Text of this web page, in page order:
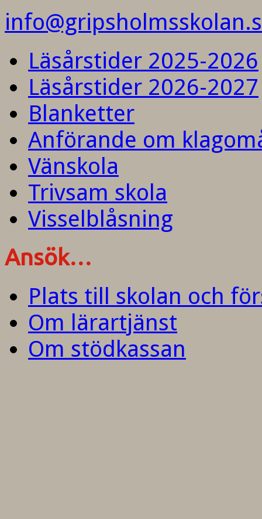
Läsårstider 2025-2026
Läsårstider 2026-2027
Blanketter
Anförande om
Vänskola
Trivsam skola
Visselblåsning
Ansök…
Plats till skolan och
Om lärartjänst
Om stödkassan